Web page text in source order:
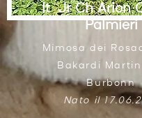
It Jr Ch Arion
Palmieri
Mimosa dei
Bakardi Martin
Burbonn
Nato il